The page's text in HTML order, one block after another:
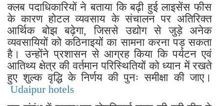
क्लब पदाधिकारियों ने बताया कि बढ़ी हुई लाइसेंस फीस
के कारण होटल व्यवसाय के संचालन पर अतिरिक्त
आर्थिक बोझ बढ़ेगा, जिससे उद्योग से जुड़े अनेक
व्यवसायियों को कठिनाइयों का सामना करना पड़ सकता
है। उन्होंने प्रशासन से आग्रह किया कि पर्यटन एवं
आतिथ्य क्षेत्र की वर्तमान परिस्थितियों को ध्यान में रखते
हुए शुल्क वृद्धि के निर्णय की पुनः समीक्षा की जाए।
Udaipur hotels